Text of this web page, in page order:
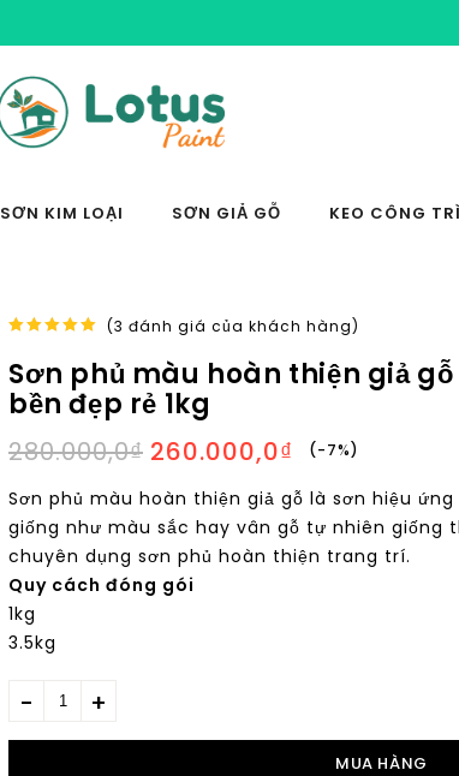
SƠN KIM LOẠI SƠN GIẢ GỖ KEO CÔNG
5
(3 đánh giá của khách hàng)
Sơn phủ màu hoàn thiện giả
bền đẹp rẻ 1kg
-7%
280.000,0₫ 260.000,0₫
Sơn phủ màu hoàn thiện giả gỗ là sơn hiệu
giống như màu sắc hay vân gỗ tự nhiên giống
chuyên dụng sơn phủ hoàn thiện trang trí.
Quy cách đóng gói
1kg
3.5kg
MUA HÀNG